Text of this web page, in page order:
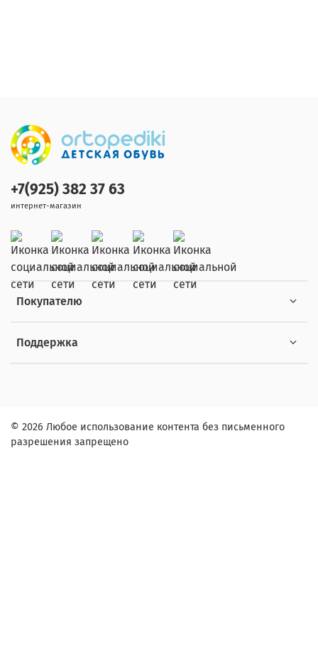
Покупателю
Поддержка
+7(925) 382 37 63
интернет-магазин
© 2026 Любое использование контента без письменного
разрешения запрещено